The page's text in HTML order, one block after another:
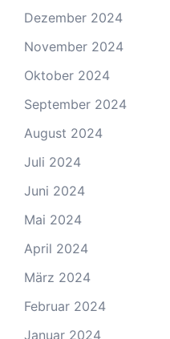
Dezember 2024
November 2024
Oktober 2024
September 2024
August 2024
Juli 2024
Juni 2024
Mai 2024
April 2024
März 2024
Februar 2024
Januar 2024